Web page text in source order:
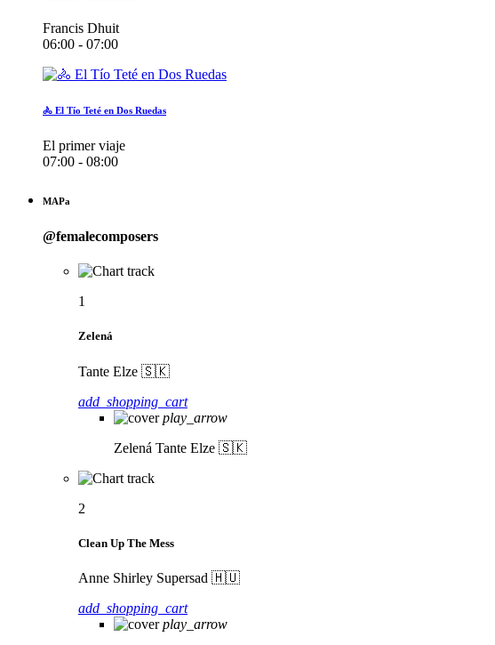
Francis Dhuit
06:00 - 07:00
🚴 El Tío Teté en Dos Ruedas
El primer viaje
07:00 - 08:00
MAPa
@femalecomposers
1
Zelená
Tante Elze 🇸🇰
add_shopping_cart
play_arrow
Zelená Tante Elze 🇸🇰
2
Clean Up The Mess
Anne Shirley Supersad 🇭🇺
add_shopping_cart
play_arrow